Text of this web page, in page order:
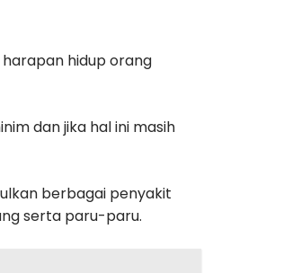
hidup orang
dan jika hal ini masih
berbagai penyakit
serta paru-paru.